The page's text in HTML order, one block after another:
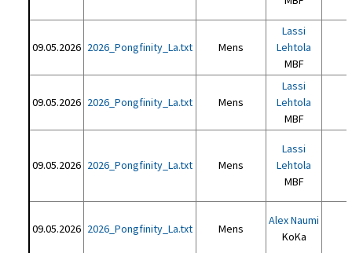
09.05.2026 2026_Pongfinity_La.txt Mens
Lassi
Lehtola
MBF
09.05.2026 2026_Pongfinity_La.txt Mens
Lassi
Lehtola
MBF
09.05.2026 2026_Pongfinity_La.txt Mens
Lassi
Lehtola
MBF
09.05.2026 2026_Pongfinity_La.txt Mens
Alex Naumi
KoKa